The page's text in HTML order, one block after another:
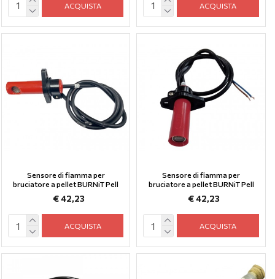
ACQUISTA ACQUISTA
Sensore di fiamma per
bruciatore a pellet BURNiT Pell
€ 42,23
ACQUISTA
Sensore di fiamma per
bruciatore a pellet BURNiT Pell
€ 42,23
ACQUISTA